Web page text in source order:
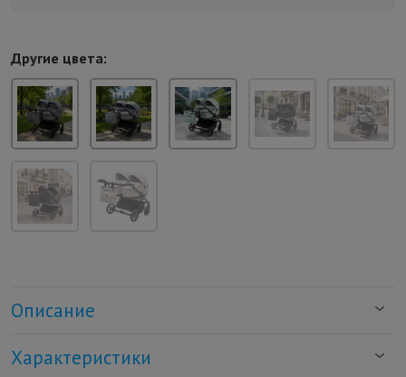
Другие цвета:
Описание
Характеристики